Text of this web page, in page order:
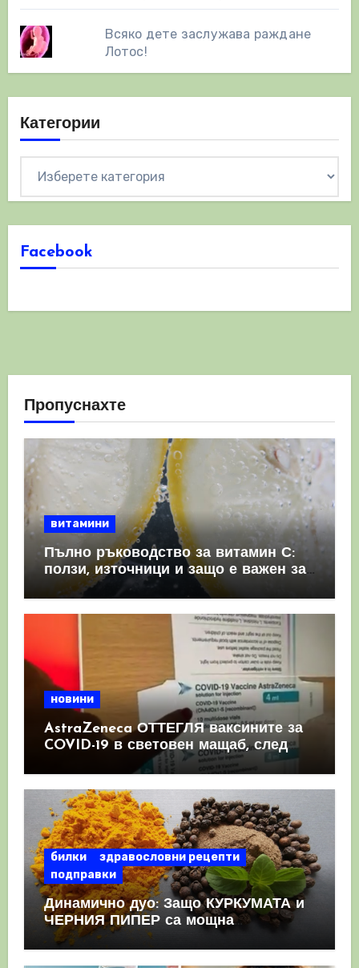
Всяко дете заслужава раждане
Лотос!
Категории
Facebook
Пропуснахте
витамини
Пълно ръководство за витамин С:
ползи, източници и защо е важен за
имунната система
новини
AstraZeneca ОТТЕГЛЯ ваксините за
COVID-19 в световен мащаб, след
като призна, че те причиняват
билки
здравословни рецепти
подправки
Динамично дуо: Защо КУРКУМАТА и
ЧЕРНИЯ ПИПЕР са мощна
комбинация